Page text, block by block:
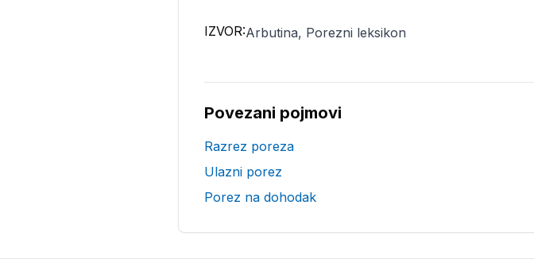
IZVOR:Arbutina, Porezni leksikon
Povezani pojmovi
Razrez poreza
Ulazni porez
Porez na dohodak